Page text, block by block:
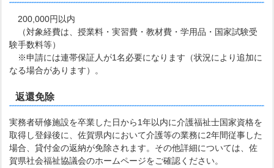
200,000円以内
（対象経費は、授業料・実習費・教材費・学用品・国家試験受
験手数料等）
※申請には連帯保証人が1名必要になります（状況により追加に
なる場合があります）。
返還免除
実務者研修施設を卒業した日から1年以内に介護福祉士国家資格を
取得し登録後に、佐賀県内において介護等の業務に2年間従事した
場合、貸付金の返納が免除されます。その他詳細については、佐
賀県社会福祉協議会のホームページをご確認ください。